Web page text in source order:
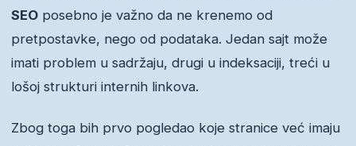
SEO posebno je važno da ne krenemo od
pretpostavke, nego od podataka. Jedan sajt može
imati problem u sadržaju, drugi u indeksaciji, treći u
lošoj strukturi internih linkova.
Zbog toga bih prvo pogledao koje stranice već imaju